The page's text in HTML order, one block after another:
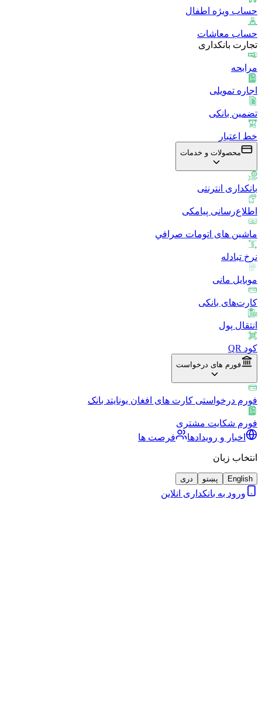
حساب ویژه اطفال
حساب معاشات
تجارت بانکداری
مرابحه
اجاره تمویلی
تضمین بانکی
خط اعتبار
محصولات و خدمات
بانکداری انترنتی
اطلاع‌رسانی پیامکی
ماشین های اتومات صرافي
نرخ تبادله
موبایل مانی
کارت‌های بانکی
انتقال پول
کود QR
فورم های درخواست
فورم درخواستی کارت های افغان یونایتد بانک
فورم شکایت مشتری
اخبار و رویدادها
فرصت ها
انتخاب زبان
English پښتو دری
ورود به بانکداری انلاین